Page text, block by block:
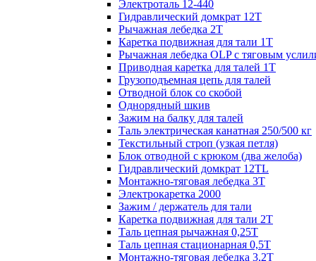
Электроталь 12-440
Гидравлический домкрат 12Т
Рычажная лебедка 2Т
Каретка подвижная для тали 1Т
Рычажная лебедка OLP с тяговым
Приводная каретка для талей 1Т
Грузоподъемная цепь для талей
Отводной блок со скобой
Однорядный шкив
Зажим на балку для талей
Таль электрическая канатная 250/500 кг
Текстильный строп (узкая петля)
Блок отводной с крюком (два желоба)
Гидравлический домкрат 12TL
Монтажно-тяговая лебедка 3Т
Электрокаретка 2000
Зажим / держатель для тали
Каретка подвижная для тали 2Т
Таль цепная рычажная 0,25Т
Таль цепная стационарная 0,5Т
Монтажно-тяговая лебедка 3,2Т